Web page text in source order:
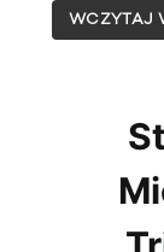
WCZYTAJ